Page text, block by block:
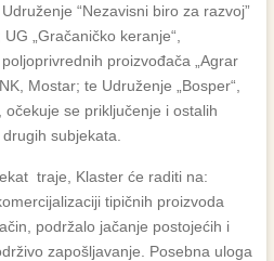
“Nezavisni biro za razvoj”
„Gračaničko keranje“,
proizvođača „Agrar
Mostar; te Udruženje „Bosper“,
se priključenje i ostalih
subjekata.
traje, Klaster će raditi na:
tipičnih proizvoda
podržalo jačanje postojećih i
zapošljavanje. Posebna uloga